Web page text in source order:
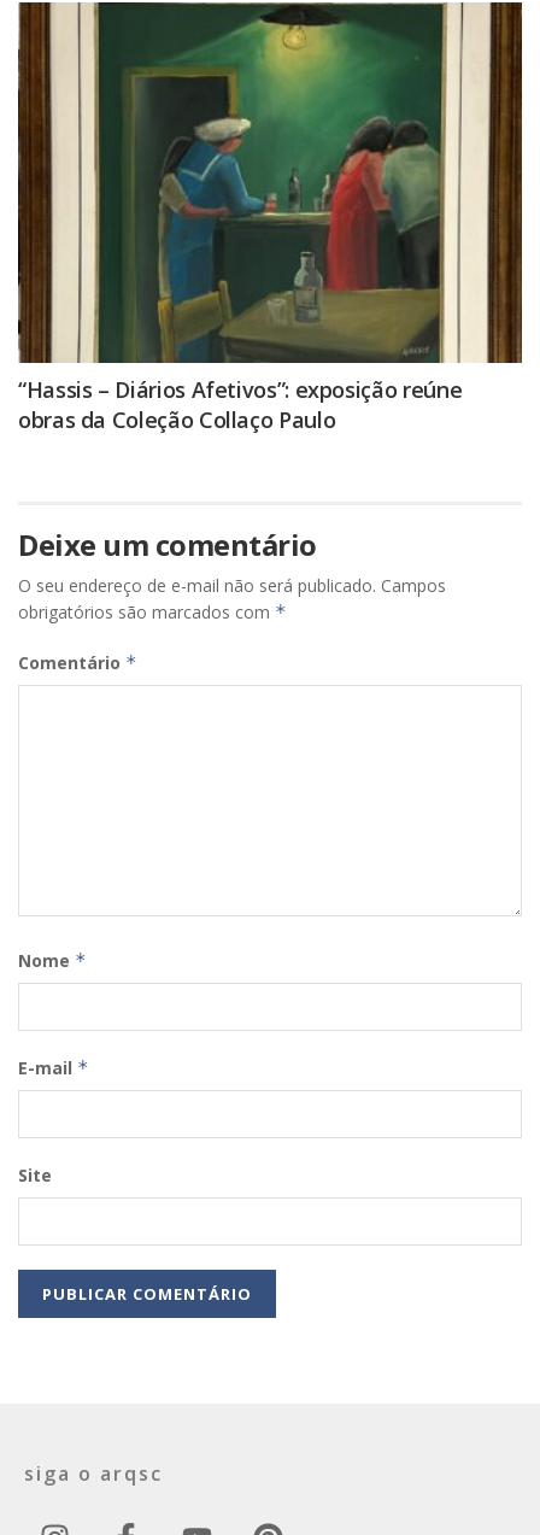
“Hassis – Diários Afetivos”: exposição reúne
obras da Coleção Collaço Paulo
Deixe um comentário
O seu endereço de e-mail não será publicado. Campos
obrigatórios são marcados com *
Comentário *
Nome *
E-mail *
Site
siga o arqsc